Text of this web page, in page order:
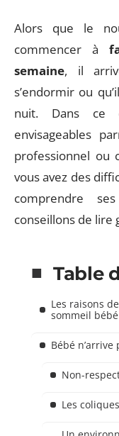
Alors que le
commencer à
semaine, il
s’endormir ou
nuit. Dans ce
envisageables
professionnel ou
vous avez des
comprendre
conseillons de lire
Table
Les raisons
sommeil bébé
Bébé n’arrive
Non-
Les coliques